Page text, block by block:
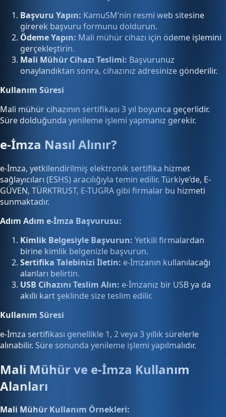
Başvuru Yapın: KamuSM’nin resmi web sitesine
girerek başvuru formunu doldurun.
Ödeme Yapın: Mali mühür cihazı için ödeme işlemini
gerçekleştirin.
Mali Mühür Cihazı Teslimi: Başvurunuz
onaylandıktan sonra, cihazınız adresinize gönderilir.
Kullanım Süresi
Mali mühür cihazının sertifikası 3 yıl boyunca geçerlidir.
Süre dolduğunda yenileme işlemi yapmanız gerekir.
e-İmza Nasıl Alınır?
e-İmza, yetkilendirilmiş elektronik sertifika hizmet
sağlayıcıları (ESHS) aracılığıyla temin edilir. Türkiye’de, E-
GÜVEN, TÜRKTRUST, E-TUGRA gibi firmalar bu hizmeti
sunmaktadır.
Adım Adım e-İmza Başvurusu:
Kimlik Belgesiyle Başvurun: Yetkili firmalardan
birine kimlik belgenizle başvurun.
Sertifika Talebinizi İletin: e-İmzanın kullanılacağı
alanları belirtin.
USB Cihazını Teslim Alın: e-İmzanız bir USB ya da
akıllı kart şeklinde size teslim edilir.
Kullanım Süresi
e-İmza sertifikası genellikle 1, 2 veya 3 yıllık sürelerle
alınabilir. Süre sonunda yenileme işlemi yapılmalıdır.
Mali Mühür ve e-İmza Kullanım
Alanları
Mali Mühür Kullanım Örnekleri: